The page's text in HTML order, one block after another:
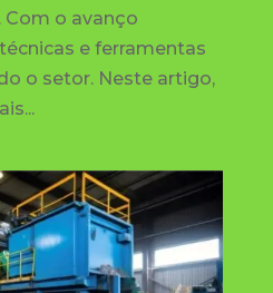
o avanço
e ferramentas
o setor. Neste artigo,